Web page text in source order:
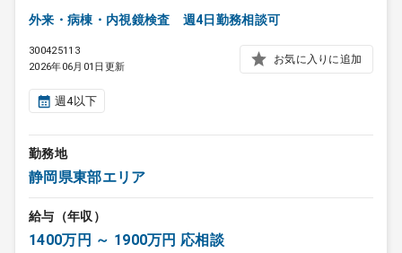
外来・病棟・内視鏡検査 週4日勤務相談可
300425113
2026年06月01日更新
お気に入りに追加
週4以下
勤務地
静岡県東部エリア
給与（年収）
1400万円 ～ 1900万円 応相談